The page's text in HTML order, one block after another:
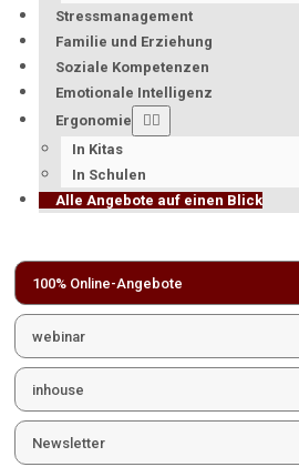
Stressmanagement
Familie und Erziehung
Soziale Kompetenzen
Emotionale Intelligenz
Ergonomie
In Kitas
In Schulen
Alle Angebote auf einen Blick
100% Online-Angebote
webinar
inhouse
Newsletter